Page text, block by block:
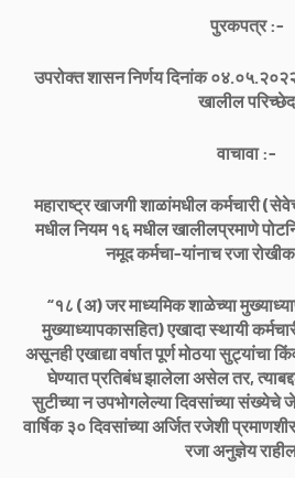
पुरकपत्र :-
उपरोक्त शासन निर्णय दिनांक
खालील परिच्छेद
वाचावा :-
महाराष्ट्र खाजगी शाळांमधील कर्मचारी
मधील नियम १६ मधील खालीलप्रमाणे
नमूद कर्मचा-यांनाच रजा
“१८ (अ) जर माध्यमिक शाळेच्या
मुख्याध्यापकासहित) एखादा स्थायी
असूनही एखाद्या वर्षात पूर्ण मोठया सुट्यांचा
घेण्यात प्रतिबंध झालेला असेल तर,
सुटीच्या न उपभोगलेल्या दिवसांच्या संख्येचे
वार्षिक ३० दिवसांच्या अर्जित रजेशी
रजा अनुज्ञेय